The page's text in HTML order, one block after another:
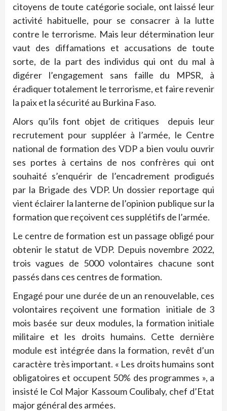
citoyens de toute catégorie sociale, ont laissé leur
activité habituelle, pour se consacrer à la lutte
contre le terrorisme. Mais leur détermination leur
vaut des diffamations et accusations de toute
sorte, de la part des individus qui ont du mal à
digérer l’engagement sans faille du MPSR, à
éradiquer totalement le terrorisme, et faire revenir
la paix et la sécurité au Burkina Faso.
Alors qu’ils font objet de critiques depuis leur
recrutement pour suppléer à l’armée, le Centre
national de formation des VDP a bien voulu ouvrir
ses portes à certains de nos confrères qui ont
souhaité s’enquérir de l’encadrement prodigués
par la Brigade des VDP. Un dossier reportage qui
vient éclairer la lanterne de l’opinion publique sur la
formation que reçoivent ces supplétifs de l’armée.
Le centre de formation est un passage obligé pour
obtenir le statut de VDP. Depuis novembre 2022,
trois vagues de 5000 volontaires chacune sont
passés dans ces centres de formation.
Engagé pour une durée de un an renouvelable, ces
volontaires reçoivent une formation initiale de 3
mois basée sur deux modules, la formation initiale
militaire et les droits humains. Cette dernière
module est intégrée dans la formation, revêt d’un
caractère très important. « Les droits humains sont
obligatoires et occupent 50% des programmes », a
insisté le Col Major Kassoum Coulibaly, chef d’Etat
major général des armées.